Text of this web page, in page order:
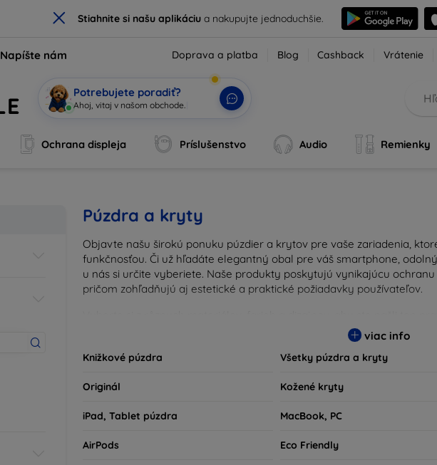
× Stiahnite si našu aplikáciua nakupujte jednoduchšie.
Napíšte nám Doprava a platba Blog Cashback Vrátenie
Potrebujete poradiť?
|
Ochrana displeja Príslušenstvo Audio Remienky
Púzdra a kryty
Objavte našu širokú ponuku púzdier a krytov pre vaše zariadenia,
funkčnosťou. Či už hľadáte elegantný obal pre váš smartphone,
u nás si určite vyberiete. Naše produkty poskytujú vynikajúcu
pričom zohľadňujú aj estetické a praktické požiadavky používateľov.
kryty sú nielen praktické, ale aj módne, takže sa stanú neoddeliteľnou
milovníkov technológií alebo tých, ktorí chcú len ochrániť svoju
viac info
Knižkové púzdra Všetky púzdra a kryty
Originál Kožené kryty
iPad, Tablet púzdra MacBook, PC
AirPods Eco Friendly